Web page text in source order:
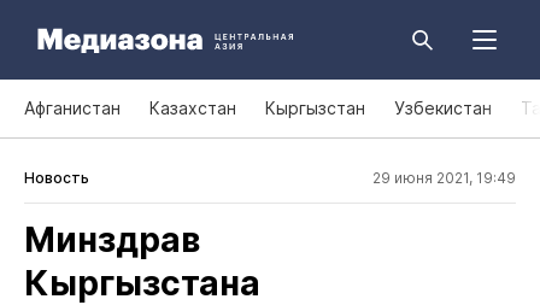
Афганистан Казахстан Кыргызстан Узбекистан
Новость 29 июня 2021, 19:49
Минздрав
Кыргызстана